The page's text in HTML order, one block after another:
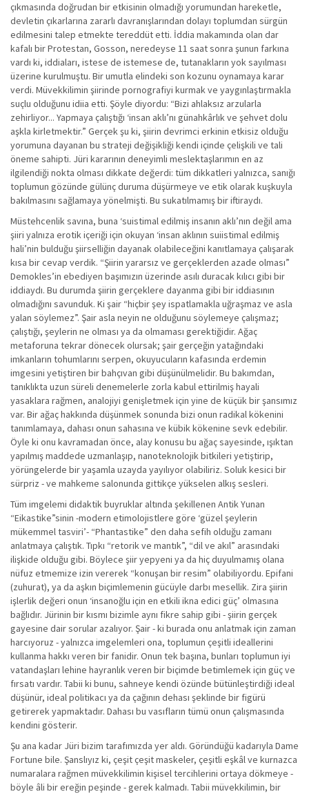
çıkmasında doğrudan bir etkisinin olmadığı yorumundan hareketle,
devletin çıkarlarına zararlı davranışlarından dolayı toplumdan sürgün
edilmesini talep etmekte tereddüt etti. İddia makamında olan dar
kafalı bir Protestan, Gosson, neredeyse 11 saat sonra şunun farkına
vardı ki, iddiaları, istese de istemese de, tutanakların yok sayılması
üzerine kurulmuştu. Bir umutla elindeki son kozunu oynamaya karar
verdi. Müvekkilimin şiirinde pornografiyi kurmak ve yaygınlaştırmakla
suçlu olduğunu idiia etti. Şöyle diyordu: “Bizi ahlaksız arzularla
zehirliyor... Yapmaya çalıştığı ‘insan aklı’nı günahkârlık ve şehvet dolu
aşkla kirletmektir.” Gerçek şu ki, şiirin devrimci erkinin etkisiz olduğu
yorumuna dayanan bu strateji değişikliği kendi içinde çelişkili ve tali
öneme sahipti. Jüri kararının deneyimli meslektaşlarımın en az
ilgilendiği nokta olması dikkate değerdi: tüm dikkatleri yalnızca, sanığı
toplumun gözünde gülünç duruma düşürmeye ve etik olarak kuşkuyla
bakılmasını sağlamaya yönelmişti. Bu sukatılmamış bir iftiraydı.
Müstehcenlik savına, buna ‘suistimal edilmiş insanın aklı’nın değil ama
şiiri yalnıza erotik içeriği için okuyan ‘insan aklının suiistimal edilmiş
hali’nin bulduğu şiirselliğin dayanak olabileceğini kanıtlamaya çalışarak
kısa bir cevap verdik. “Şiirin yararsız ve gerçeklerden azade olması”
Demokles’in ebediyen başımızın üzerinde asılı duracak kılıcı gibi bir
iddiaydı. Bu durumda şiirin gerçeklere dayanma gibi bir iddiasının
olmadığını savunduk. Ki şair “hiçbir şey ispatlamakla uğraşmaz ve asla
yalan söylemez”. Şair asla neyin ne olduğunu söylemeye çalışmaz;
çalıştığı, şeylerin ne olması ya da olmaması gerektiğidir. Ağaç
metaforuna tekrar dönecek olursak; şair gerçeğin yatağındaki
imkanların tohumlarını serpen, okuyucuların kafasında erdemin
imgesini yetiştiren bir bahçıvan gibi düşünülmelidir. Bu bakımdan,
tanıklıkta uzun süreli denemelerle zorla kabul ettirilmiş hayali
yasaklara rağmen, analojiyi genişletmek için yine de küçük bir şansımız
var. Bir ağaç hakkında düşünmek sonunda bizi onun radikal kökenini
tanımlamaya, dahası onun sahasına ve kübik kökenine sevk edebilir.
Öyle ki onu kavramadan önce, alay konusu bu ağaç sayesinde, ışıktan
yapılmış maddede uzmanlaşıp, nanoteknolojik bitkileri yetiştirip,
yörüngelerde bir yaşamla uzayda yayılıyor olabiliriz. Soluk kesici bir
sürpriz - ve mahkeme salonunda gittikçe yükselen alkış sesleri.
Tüm imgelemi didaktik buyruklar altında şekillenen Antik Yunan
“Eikastike”sinin -modern etimolojistlere göre ‘güzel şeylerin
mükemmel tasviri’- “Phantastike” den daha sefih olduğu zamanı
anlatmaya çalıştık. Tıpkı “retorik ve mantık”, “dil ve akıl” arasındaki
ilişkide olduğu gibi. Böylece şiir yepyeni ya da hiç duyulmamış olana
nüfuz etmemize izin vererek “konuşan bir resim” olabiliyordu. Epifani
(zuhurat), ya da aşkın biçimlemenin gücüyle darbı mesellik. Zira şiirin
işlerlik değeri onun ‘insanoğlu için en etkili ikna edici güç’ olmasına
bağlıdır. Jürinin bir kısmı bizimle aynı fikre sahip gibi - şiirin gerçek
gayesine dair sorular azalıyor. Şair - ki burada onu anlatmak için zaman
harcıyoruz - yalnızca imgelemleri ona, toplumun çeşitli ideallerini
kullanma hakkı veren bir fanidir. Onun tek başına, bunları toplumun iyi
vatandaşları lehine hayranlık veren bir biçimde betimlemek için güç ve
fırsatı vardır. Tabii ki bunu, sahneye kendi özünde bütünleştirdiği ideal
düşünür, ideal politikacı ya da çağının dehası şeklinde bir figürü
getirerek yapmaktadır. Dahası bu vasıfların tümü onun çalışmasında
kendini gösterir.
Şu ana kadar Jüri bizim tarafımızda yer aldı. Göründüğü kadarıyla Dame
Fortune bile. Şanslıyız ki, çeşit çeşit maskeler, çeşitli eşkâl ve kurnazca
numaralara rağmen müvekkilimin kişisel tercihlerini ortaya dökmeye -
böyle âli bir ereğin peşinde - gerek kalmadı. Tabii müvekkilimin, bir